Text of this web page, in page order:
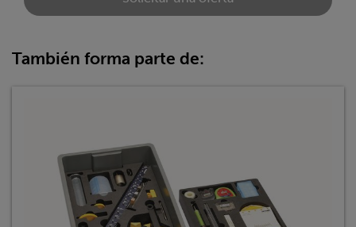
También forma parte de: